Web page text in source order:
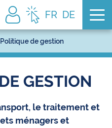
FR DE
Politique de gestion
GESTION
le traitement et
ménagers et